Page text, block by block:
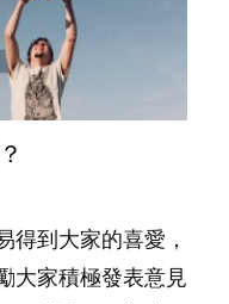
得到大家的喜愛，
大家積極發表意見
好，有人卻說一時
淆，到底誰是誰
徑
愛的人結婚，就自
發現事情不如你所
仔叻女」，學業別
樣的孩子是萬中無
母如何關顧自
應對功課測驗，還